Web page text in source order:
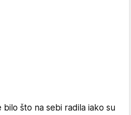
bilo što na sebi radila iako su